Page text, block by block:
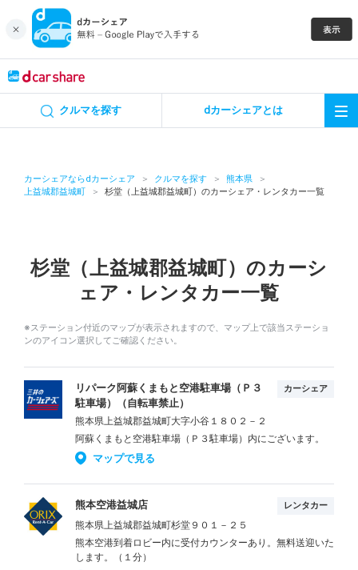
クルマを探す dカーシェアとは
カーシェアならdカーシェア クルマを探す
熊本県
上益城郡益城町
杉堂（上益城郡益城町）のカーシェア・レンタカー一覧
杉堂（上益城郡益城町）のカーシ
ェア・レンタカー一覧
※ステーション付近のマップが表示されますので、マップ上で該当ステーショ
ンのアイコン選択してご確認ください。
リパーク阿蘇くまもと空港駐車場（Ｐ３
駐車場）（自転車禁止）
カーシェア
熊本県上益城郡益城町大字小谷１８０２－２
阿蘇くまもと空港駐車場（Ｐ３駐車場）内にございます。
マップで見る
熊本空港益城店 レンタカー
熊本県上益城郡益城町杉堂９０１－２５
熊本空港到着ロビー内に受付カウンターあり。無料送迎いた
します。（１分）
カーシェア
特集
アプリの使い方